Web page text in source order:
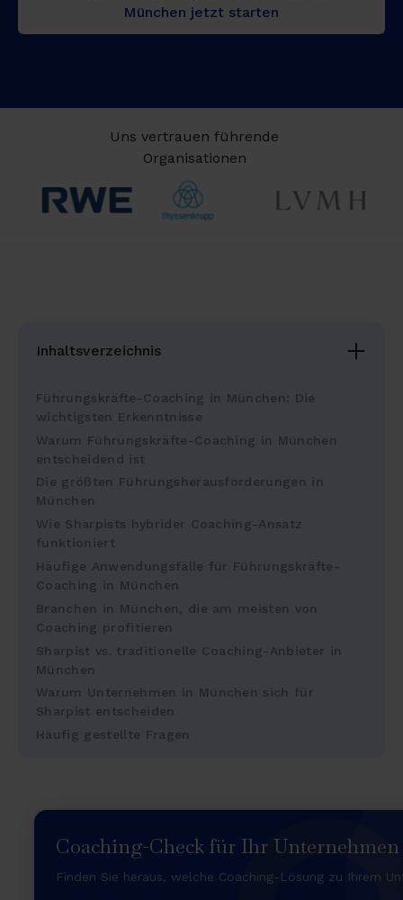
München jetzt starten
Uns vertrauen führende
Organisationen
Inhaltsverzeichnis
Führungskräfte-Coaching in München: Die
wichtigsten Erkenntnisse
Warum Führungskräfte-Coaching in München
entscheidend ist
Die größten Führungsherausforderungen in
München
Wie Sharpists hybrider Coaching-Ansatz
funktioniert
Häufige Anwendungsfälle für Führungskräfte-
Coaching in München
Branchen in München, die am meisten von
Coaching profitieren
Sharpist vs. traditionelle Coaching-Anbieter in
München
Warum Unternehmen in München sich für
Sharpist entscheiden
Häufig gestellte Fragen
Coaching-Check für Ihr Unternehmen
Finden Sie heraus, welche Coaching-Lösung zu Ihrem